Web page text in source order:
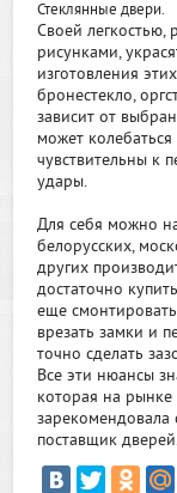
Стеклянные двери.
Своей легкостью,
рисунками,
изготовления
бронестекло,
зависит от
может
чувствительны к
удары.
Для себя можно
белорусских,
других
достаточно
еще
врезать замки и
точно сделать
Все эти нюансы
которая на
зарекомендовала
поставщик